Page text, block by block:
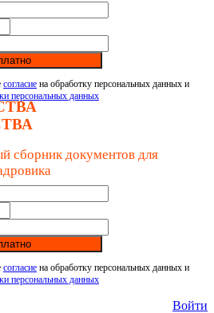
согласие на обработку персональных данных и
персональных данных
сборник документов для
согласие на обработку персональных данных и
персональных данных
Войти